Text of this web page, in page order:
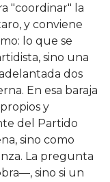
"coordinar" la
y conviene
lo que se
sino una
dos
En esa baraja
y
del Partido
sino como
La pregunta
sino si un